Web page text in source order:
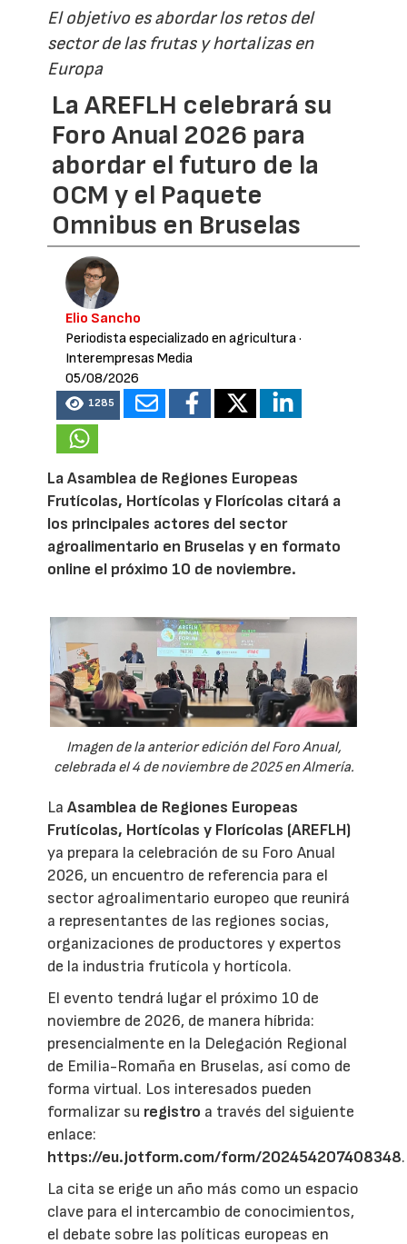
El objetivo es abordar los retos del
sector de las frutas y hortalizas en
Europa
La AREFLH celebrará su
Foro Anual 2026 para
abordar el futuro de la
OCM y el Paquete
Omnibus en Bruselas
Elio Sancho
Periodista especializado en agricultura·
Interempresas Media
05/08/2026
1285
La Asamblea de Regiones Europeas
Frutícolas, Hortícolas y Florícolas citará a
los principales actores del sector
agroalimentario en Bruselas y en formato
online el próximo 10 de noviembre.
Imagen de la anterior edición del Foro Anual,
celebrada el 4 de noviembre de 2025 en Almería.
LaAsamblea de Regiones Europeas
Frutícolas, Hortícolas y Florícolas (AREFLH)
ya prepara la celebración de su Foro Anual
2026, un encuentro de referencia para el
sector agroalimentario europeo que reunirá
a representantes de las regiones socias,
organizaciones de productores y expertos
de la industria frutícola y hortícola.
El evento tendrá lugar el próximo 10 de
noviembre de 2026, de manera híbrida:
presencialmente en la Delegación Regional
de Emilia-Romaña en Bruselas, así como de
forma virtual. Los interesados pueden
formalizar su registro a través del siguiente
enlace:
https://eu.jotform.com/form/202454207408348.
La cita se erige un año más como un espacio
clave para el intercambio de conocimientos,
el debate sobre las políticas europeas en